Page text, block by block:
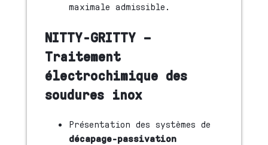
maximale admissible.
NITTY-GRITTY –
Traitement
électrochimique des
soudures inox
Présentation des systèmes de
décapage-passivation